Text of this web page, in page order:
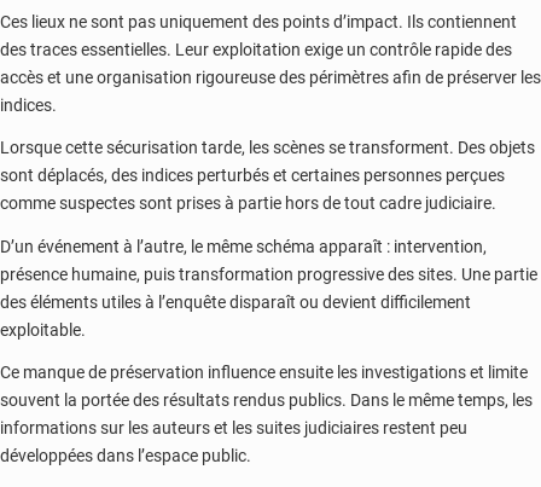
Ces lieux ne sont pas uniquement des points d’impact. Ils contiennent
des traces essentielles. Leur exploitation exige un contrôle rapide des
accès et une organisation rigoureuse des périmètres afin de préserver les
indices.
Lorsque cette sécurisation tarde, les scènes se transforment. Des objets
sont déplacés, des indices perturbés et certaines personnes perçues
comme suspectes sont prises à partie hors de tout cadre judiciaire.
D’un événement à l’autre, le même schéma apparaît : intervention,
présence humaine, puis transformation progressive des sites. Une partie
des éléments utiles à l’enquête disparaît ou devient difficilement
exploitable.
Ce manque de préservation influence ensuite les investigations et limite
souvent la portée des résultats rendus publics. Dans le même temps, les
informations sur les auteurs et les suites judiciaires restent peu
développées dans l’espace public.